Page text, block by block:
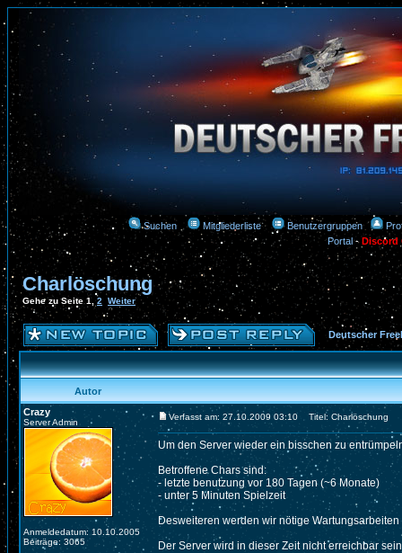
Suchen Mitgliederliste Benutzergruppen
Portal-Discord
Charlöschung
Gehe zu Seite 1 ,2 Weiter
Deutscher
Autor
Crazy
Server Admin
Anmeldedatum: 10.10.2005
Beiträge: 3065
Verfasst am: 27.10.2009 03:10 Titel: Charlöschung
Um den Server wieder ein bisschen zu
Betroffene Chars sind:
- letzte benutzung vor 180 Tagen (~6 Monate)
- unter 5 Minuten Spielzeit
Desweiteren werden wir nötige
Der Server wird in dieser Zeit nicht erreichbar